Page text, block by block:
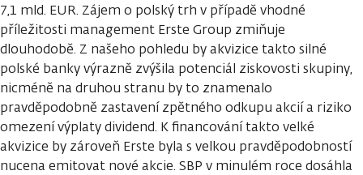
7,1 mld. EUR. Zájem o polský trh v případě vhodné
příležitosti management Erste Group zmiňuje
dlouhodobě. Z našeho pohledu by akvizice takto silné
polské banky výrazně zvýšila potenciál ziskovosti skupiny,
nicméně na druhou stranu by to znamenalo
pravděpodobně zastavení zpětného odkupu akcií a riziko
omezení výplaty dividend. K financování takto velké
akvizice by zároveň Erste byla s velkou pravděpodobností
nucena emitovat nové akcie. SBP v minulém roce dosáhla